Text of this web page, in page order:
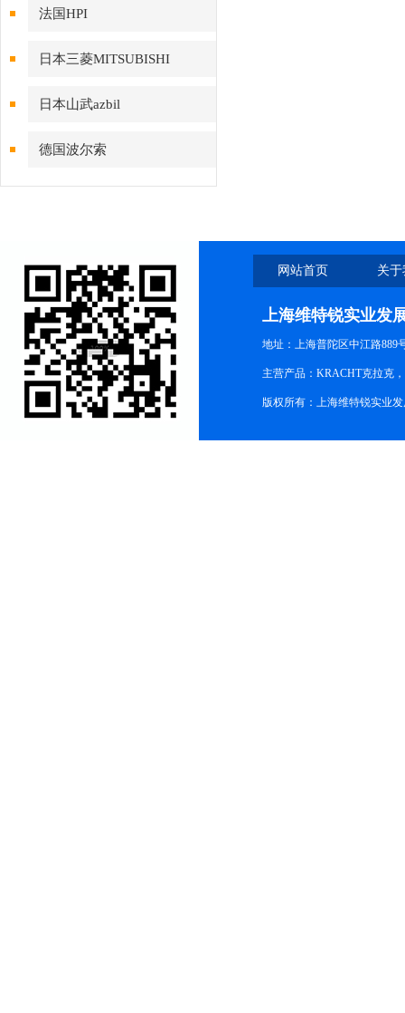
法国HPI
日本三菱MITSUBISHI
日本山武azbil
德国波尔索
网站首页 关
上海维特锐实业发
地址：上海普陀区中江路889
主营产品：KRACHT克拉克
版权所有：上海维特锐实业